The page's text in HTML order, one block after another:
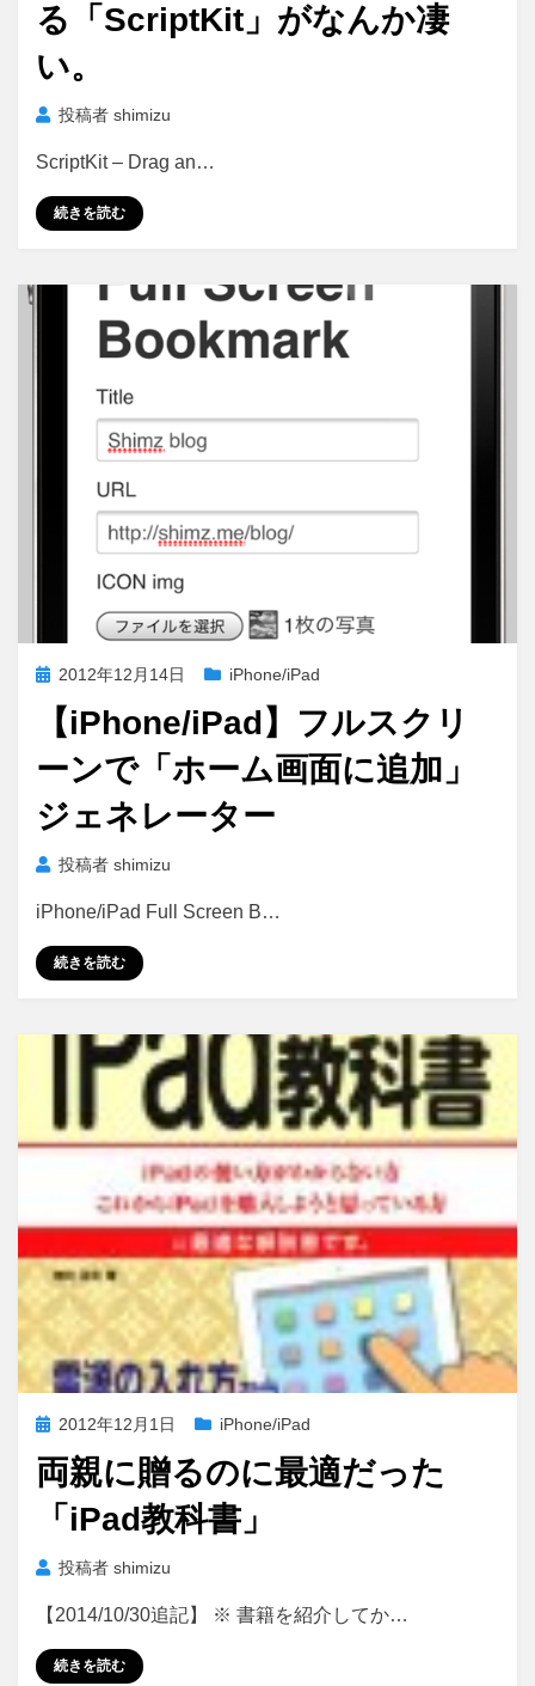
る「ScriptKit」がなんか凄
い。
投稿者 shimizu
ScriptKit – Drag an…
続きを読む
投 2012年12月14日 iPhone/iPad
【iPhone/iPad】フルスクリ
ーンで「ホーム画面に追加」
ジェネレーター
投稿者 shimizu
iPhone/iPad Full Screen B…
続きを読む
投
日:
2012年12月1日 iPhone/iPad
両親に贈るのに最適だった
「iPad教科書」
投稿者 shimizu
【2014/10/30追記】 ※ 書籍を紹介してか…
続きを読む